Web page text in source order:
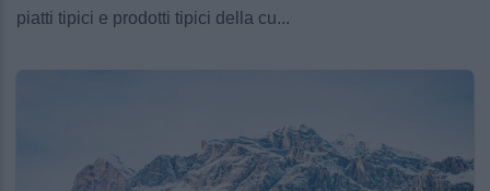
piatti tipici e prodotti tipici della cu...